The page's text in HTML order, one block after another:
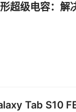
超级电容：
Tab S10